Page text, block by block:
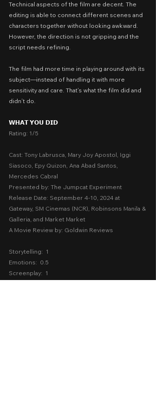
Technical aspects of the film are decent. The
editing is able to connect different scenes and
characters together without looking awkward.
However, the direction is not gripping and the
script needs refining.
The film had more time in playing around with its
subject—instead of handling it with more
sensitivity and care. That’s what the film did and
didn’t do.
𝗪𝗛𝗔𝗧 𝗬𝗢𝗨 𝗗𝗜𝗗
Rating: 1/5
Cast: Tony Labrusca, Mary Joy Apostol, Iggi
Siasoco, Epy Quizon, Ana Abad Santos,
Mercedes Cabral
Presented by: The Jumpcat Experiment
Release Date: September 4-10, 2024 at
Gateway, SM Cinemas (NCR), Robinsons Manila &
Galleria, and Market Market
A Movie Review by: Goldwin Reviews
Storytelling:  1
Emotions:  0.5
Screenplay:  1